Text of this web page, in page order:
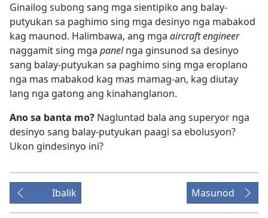
Ginailog subong sang mga sientipiko ang balay-
putyukan sa paghimo sing mga desinyo nga mabakod
kag maunod. Halimbawa, ang mga aircraft engineer
naggamit sing mga panelnga ginsunod sa desinyo
sang balay-putyukan sa paghimo sing mga eroplano
nga mas mabakod kag mas mamag-an, kag diutay
lang nga gatong ang kinahanglanon.
Ano sa banta mo? Nagluntad bala ang superyor nga
desinyo sang balay-putyukan paagi sa ebolusyon?
Ukon gindesinyo ini?
Ibalik Masunod